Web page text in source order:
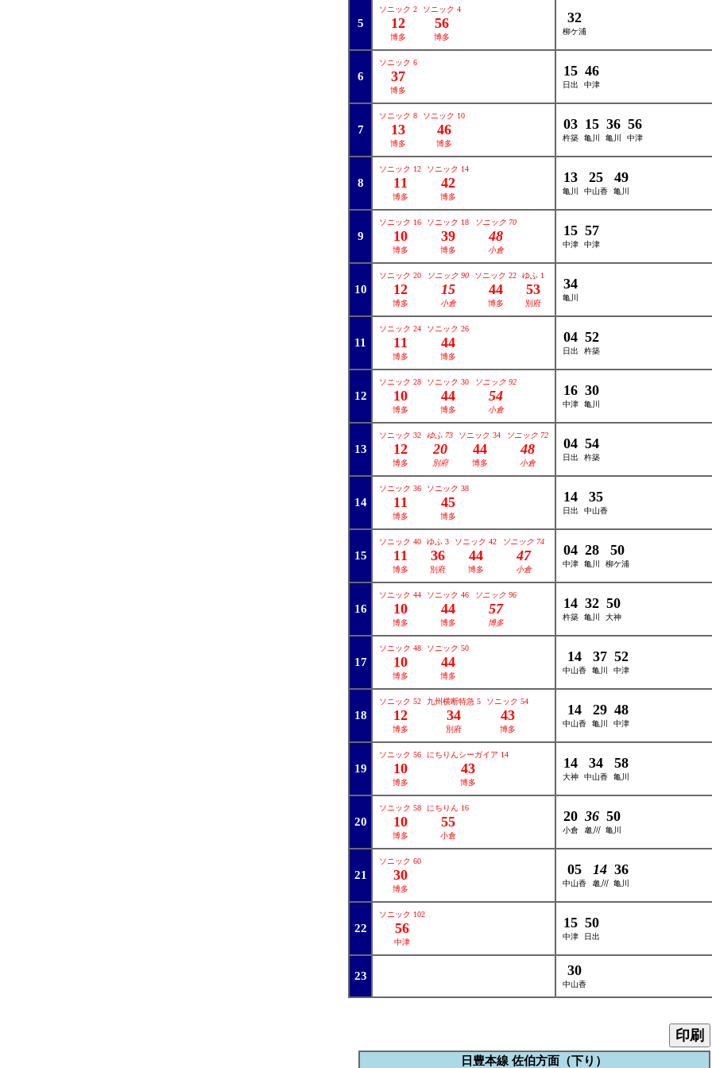
5
ソニック 2
12
博多
ソニック 4
56
博多
32
柳ケ浦
6
ソニック 6
37
博多
15
日出
46
中津
7
ソニック 8
13
博多
ソニック 10
46
博多
03
杵築
15
亀川
36
亀川
56
中津
8
ソニック 12
11
博多
ソニック 14
42
博多
13
亀川
25
中山香
49
亀川
9
ソニック 16
10
博多
ソニック 18
39
博多
ソニック 70
48
小倉
15
中津
57
中津
10
ソニック 20
12
博多
ソニック 90
15
小倉
ソニック 22
44
博多
ゆふ 1
53
別府
34
亀川
11
ソニック 24
11
博多
ソニック 26
44
博多
04
日出
52
杵築
12
ソニック 28
10
博多
ソニック 30
44
博多
ソニック 92
54
小倉
16
中津
30
亀川
13
ソニック 32
12
博多
ゆふ 73
20
別府
ソニック 34
44
博多
ソニック 72
48
小倉
04
日出
54
杵築
14
ソニック 36
11
博多
ソニック 38
45
博多
14
日出
35
中山香
15
ソニック 40
11
博多
ゆふ 3
36
別府
ソニック 42
44
博多
ソニック 74
47
小倉
04
中津
28
亀川
50
柳ケ浦
16
ソニック 44
10
博多
ソニック 46
44
博多
ソニック 96
57
博多
14
杵築
32
亀川
50
大神
17
ソニック 48
10
博多
ソニック 50
44
博多
14
中山香
37
亀川
52
中津
18
ソニック 52
12
博多
九州横断特急 5
34
別府
ソニック 54
43
博多
14
中山香
29
亀川
48
中津
19
ソニック 56
10
博多
にちりんシーガイア 14
43
博多
14
大神
34
中山香
58
亀川
20
ソニック 58
10
博多
にちりん 16
55
小倉
20
小倉
36
亀川
50
亀川
21
ソニック 60
30
博多
05
中山香
14
亀川
36
亀川
22
ソニック 102
56
中津
15
中津
50
日出
23 30
中山香
印刷
日豊本線 佐伯方面（下り）